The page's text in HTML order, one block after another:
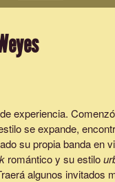
experiencia.
se expande,
su propia banda en
romántico y su estilo
algunos invitados